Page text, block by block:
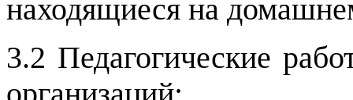
находящиеся на
3.2 Педагогические